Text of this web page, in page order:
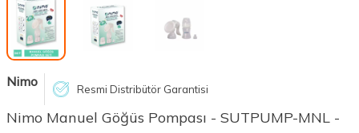
Nimo Resmi Distribütör Garantisi
Nimo Manuel Göğüs Pompası - SUTPUMP-MNL -